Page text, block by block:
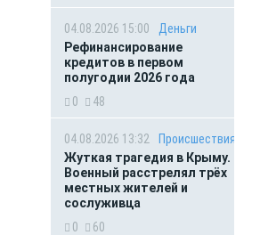
04.08.2026 15:00
Деньги
Рефинансирование
кредитов в первом
полугодии 2026 года
0
48
04.08.2026 13:32
Происшествия
Жуткая трагедия в Крыму.
Военный расстрелял трёх
местных жителей и
сослуживца
0
60